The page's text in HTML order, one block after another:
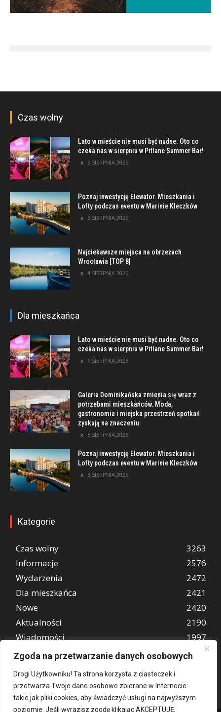
Zgoda na przetwarzanie danych osobowych
Drogi Użytkowniku! Ta strona korzysta z ciasteczek i
przetwarza Twoje dane osobowe zbierane w Internecie:
takie jak pliki cookies, aby świadczyć usługi na najwyższym
poziomie. Jeśli wyrazisz zgodę klikając AKCEPTUJĘ,
Czas wolny
Lato w mieście nie musi być nudne. Oto co
czeka nas w sierpniu w Pitlane Summer Bar!
6 SIERPNIA 2026
Poznaj inwestycję Elewator. Mieszkania i
Lofty podczas eventu w Marinie Kleczków
5 SIERPNIA 2026
Najciekawsze miejsca na obrzeżach
Wrocławia [TOP 8]
4 SIERPNIA 2026
Dla mieszkańca
Lato w mieście nie musi być nudne. Oto co
czeka nas w sierpniu w Pitlane Summer Bar!
6 SIERPNIA 2026
Galeria Dominikańska zmienia się wraz z
potrzebami mieszkańców. Moda,
gastronomia i miejska przestrzeń spotkań
zyskują na znaczeniu
6 SIERPNIA 2026
Poznaj inwestycję Elewator. Mieszkania i
Lofty podczas eventu w Marinie Kleczków
5 SIERPNIA 2026
Kategorie
Czas wolny
3263
Informacje
2576
Wydarzenia
2472
Dla mieszkańca
2421
Nowe
2420
Aktualności
2190
Wiadomości
1997
REKLAMA
849